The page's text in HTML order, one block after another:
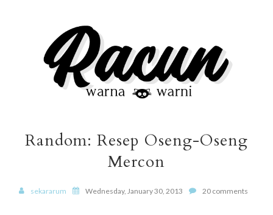
Random: Resep Oseng-Oseng
Mercon
sekararum Wednesday, January 30, 2013 20 comments